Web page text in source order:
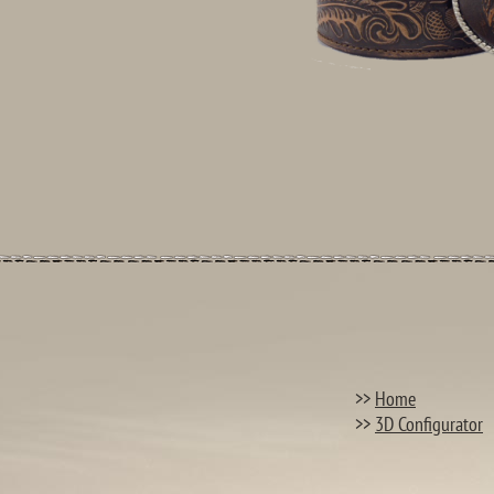
>> Home
>> 3D Configurator